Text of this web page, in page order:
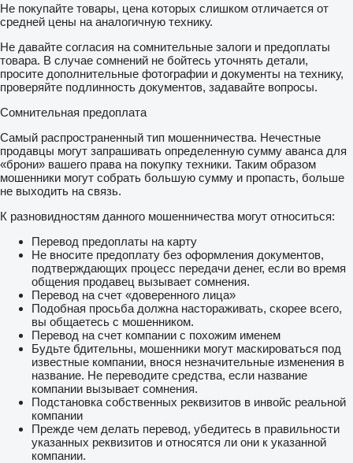
Не покупайте товары, цена которых слишком отличается от
средней цены на аналогичную технику.
Не давайте согласия на сомнительные залоги и предоплаты
товара. В случае сомнений не бойтесь уточнять детали,
просите дополнительные фотографии и документы на технику,
проверяйте подлинность документов, задавайте вопросы.
Сомнительная предоплата
Самый распространенный тип мошенничества. Нечестные
продавцы могут запрашивать определенную сумму аванса для
«брони» вашего права на покупку техники. Таким образом
мошенники могут собрать большую сумму и пропасть, больше
не выходить на связь.
К разновидностям данного мошенничества могут относиться:
Перевод предоплаты на карту
Не вносите предоплату без оформления документов,
подтверждающих процесс передачи денег, если во время
общения продавец вызывает сомнения.
Перевод на счет «доверенного лица»
Подобная просьба должна настораживать, скорее всего,
вы общаетесь с мошенником.
Перевод на счет компании с похожим именем
Будьте бдительны, мошенники могут маскироваться под
известные компании, внося незначительные изменения в
название. Не переводите средства, если название
компании вызывает сомнения.
Подстановка собственных реквизитов в инвойс реальной
компании
Прежде чем делать перевод, убедитесь в правильности
указанных реквизитов и относятся ли они к указанной
компании.